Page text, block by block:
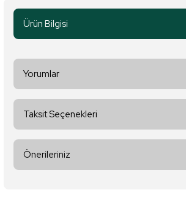
Ürün Bilgisi
Yorumlar
Taksit Seçenekleri
Önerileriniz